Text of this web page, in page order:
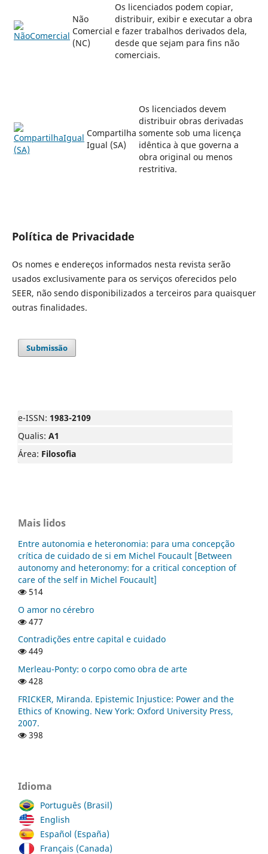
Não
Comercial
(NC)
Os licenciados podem copiar,
distribuir, exibir e executar a obra
e fazer trabalhos derivados dela,
desde que sejam para fins não
comerciais.
Compartilha
Igual (SA)
Os licenciados devem
distribuir obras derivadas
somente sob uma licença
idêntica à que governa a
obra original ou menos
restritiva.
Política de Privacidade
Os nomes e endereços informados nesta revista serão
usados exclusivamente para os serviços oferecidos pelo
SEER, não sendo disponibilizados a terceiros para quaisquer
outras finalidades.
Submissão
e-ISSN: 1983-2109
Qualis: A1
Área: Filosofia
Mais lidos
Entre autonomia e heteronomia: para uma concepção
crítica de cuidado de si em Michel Foucault [Between
autonomy and heteronomy: for a critical conception of
care of the self in Michel Foucault]
514
O amor no cérebro
477
Contradições entre capital e cuidado
449
Merleau-Ponty: o corpo como obra de arte
428
FRICKER, Miranda. Epistemic Injustice: Power and the
Ethics of Knowing. New York: Oxford University Press,
2007.
398
Idioma
Português (Brasil)
English
Español (España)
Français (Canada)